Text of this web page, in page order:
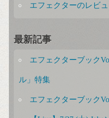
エフェクターのレビ
最新記事
エフェクターブック
ル」特集
エフェクターブック